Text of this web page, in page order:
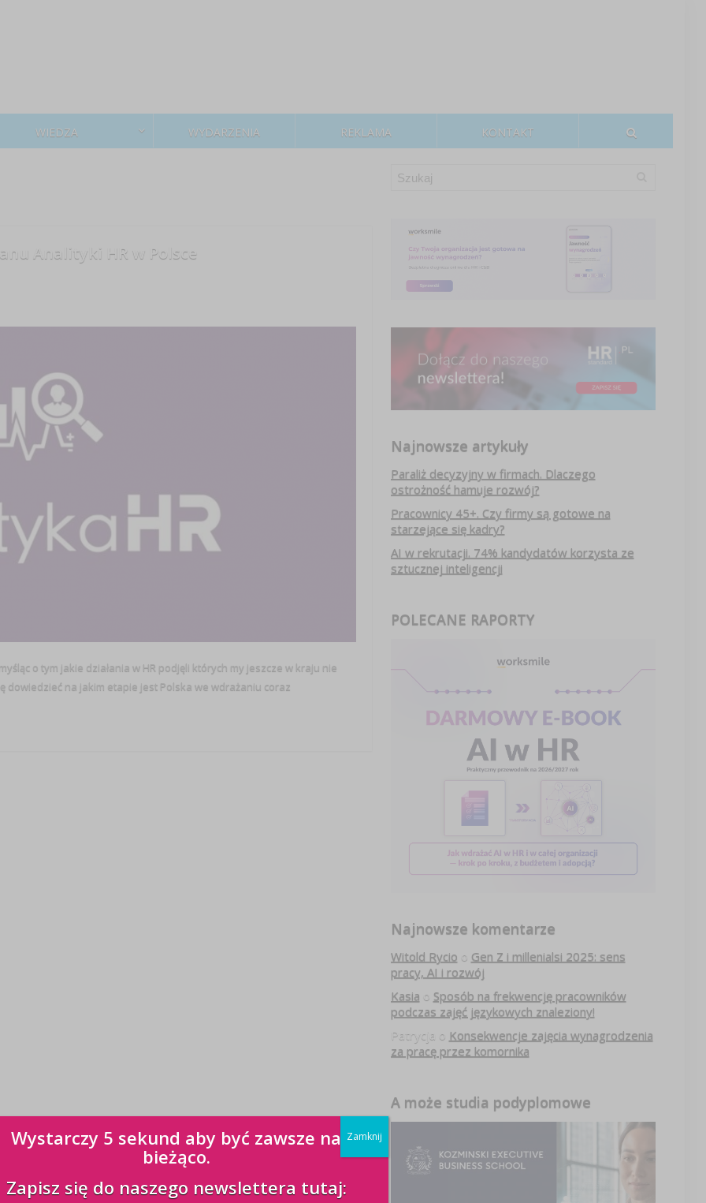
WIEDZA WYDARZENIA REKLAMA KONTAKT
Analityki HR w Polsce
o tym jakie działania w HR podjęli których my jeszcze w kraju nie
dowiedzieć na jakim etapie jest Polska we wdrażaniu coraz
Najnowsze artykuły
Paraliż decyzyjny w firmach. Dlaczego
ostrożność hamuje rozwój?
Pracownicy 45+. Czy firmy są gotowe na
starzejące się kadry?
AI w rekrutacji. 74% kandydatów korzysta ze
sztucznej inteligencji
POLECANE RAPORTY
Najnowsze komentarze
Witold Rycio o Gen Z i millenialsi 2025: sens
pracy, AI i rozwój
Kasia o Sposób na frekwencję pracowników
podczas zajęć językowych znaleziony!
Patrycja o Konsekwencje zajęcia wynagrodzenia
za pracę przez komornika
A może studia podyplomowe
Wystarczy 5 sekund aby być zawsze na
bieżąco.
Zapisz się do naszego newslettera tutaj:
Zamknij